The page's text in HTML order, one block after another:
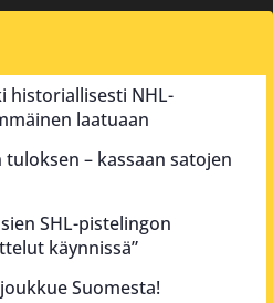
historiallisesti NHL-
laatuaan
– kassaan satojen
SHL-pistelingon
käynnissä”
Suomesta!